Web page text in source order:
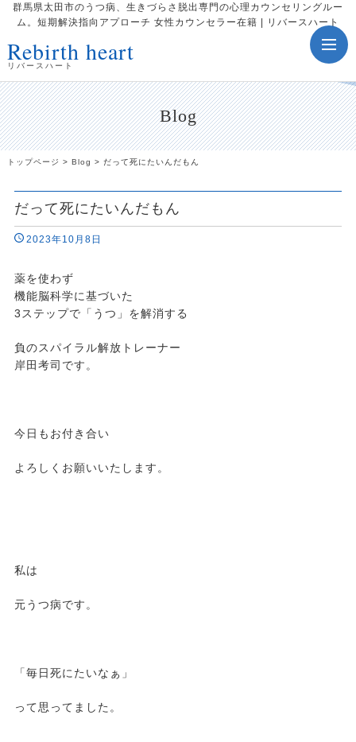
群馬県太田市のうつ病、生きづらさ脱出専門の心理カウンセリングルー
ム。短期解決指向アプローチ 女性カウンセラー在籍 | リバースハート
Rebirth heart
リバースハート
Blog
トップページ > Blog > だって死にたいんだもん
だって死にたいんだもん
2023年10月8日
薬を使わず
機能脳科学に基づいた
3ステップで「うつ」を解消する
負のスパイラル解放トレーナー
岸田考司です。
今日もお付き合い
よろしくお願いいたします。
私は
元うつ病です。
「毎日死にたいなぁ」
って思ってました。
toggle